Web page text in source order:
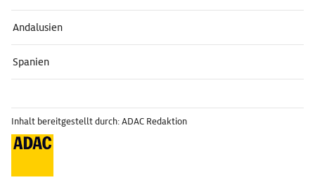
Andalusien
Spanien
Inhalt bereitgestellt durch: ADAC Redaktion